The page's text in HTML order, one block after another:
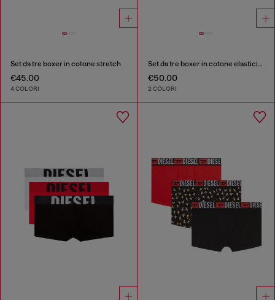
Set da tre boxer in cotone stretch
€45.00
4 COLORI
Set da tre boxer in cotone elasticizzato
€50.00
2 COLORI